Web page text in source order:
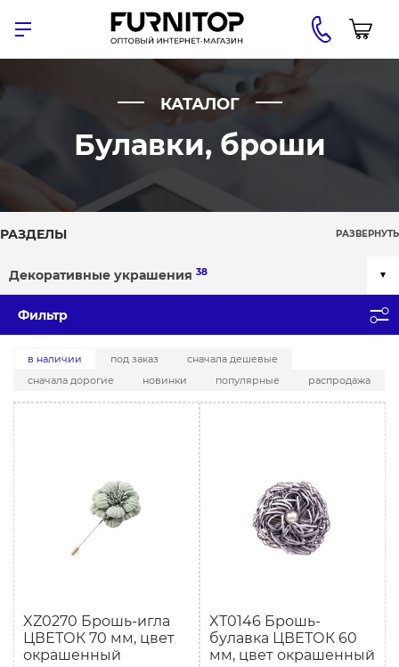
КАТАЛОГ
Булавки, броши
РАЗДЕЛЫ РАЗВЕРНУТЬ
Декоративные украшения 38
Фильтр
в наличии под заказ
сначала дешевые
сначала дорогие
новинки популярные распродажа
XZ0270 Брошь-игла
ЦВЕТОК 70 мм, цвет
окрашенный
XТ0146 Брошь-
булавка ЦВЕТОК 60
мм, цвет окрашенный